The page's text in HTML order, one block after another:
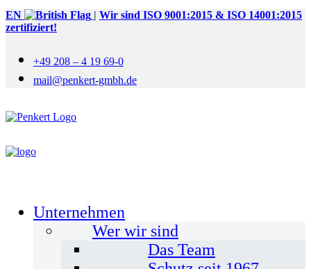
EN | Wir sind ISO 9001:2015 & ISO 14001:2015
zertifiziert!
+49 208 – 4 19 69-0
mail@penkert-gmbh.de
Unternehmen
Wer wir sind
Das Team